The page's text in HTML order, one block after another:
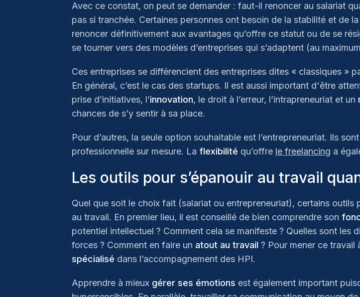
Avec ce constat, on peut se demander : faut-il renoncer au salariat
pas si tranchée. Certaines personnes ont besoin de la stabilité et de
renoncer définitivement aux avantages qu’offre ce statut ou de se
se tourner vers des modèles d’entreprises qui s’adaptent (au
Ces entreprises se différencient des entreprises dites « classiques »
En général, c’est le cas des startups. Il est aussi important d'être
prise d’initiatives, l’innovation, le droit à l’erreur, l’intrapreneuriat et un
chances de s’y sentir à sa place.
Pour d’autres, la seule option souhaitable est l’entrepreneuriat. Ils
professionnelle sur mesure. La flexibilité qu’offre le freelancing a
Les outils pour s’épanouir au travail
Quel que soit le choix fait (salariat ou entrepreneuriat), certains
au travail. En premier lieu, il est conseillé de bien comprendre son
potentiel intellectuel ? Comment cela se manifeste ? Quelles sont les
forces ? Comment en faire un atout au travail ? Pour mener ce travail
spécialisé dans l’accompagnement des HPI.
Apprendre à mieux gérer ses émotions est également important